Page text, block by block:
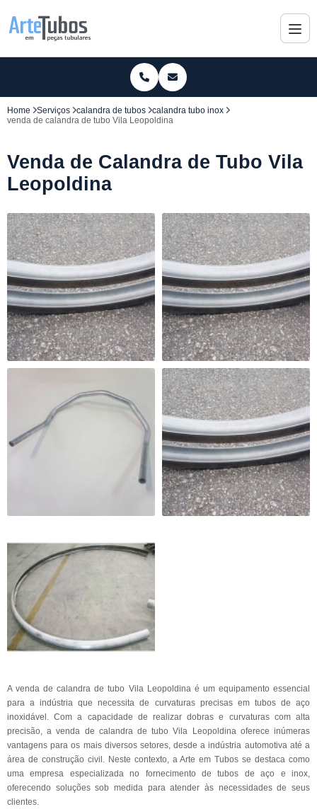
Home Serviços calandra de tubos
calandra tubo inox
venda de calandra de tubo Vila Leopoldina
Venda de Calandra de Tubo Vila
Leopoldina
A venda de calandra de tubo Vila Leopoldina é um equipamento essencial
para a indústria que necessita de curvaturas precisas em tubos de aço
inoxidável. Com a capacidade de realizar dobras e curvaturas com alta
precisão, a venda de calandra de tubo Vila Leopoldina oferece inúmeras
vantagens para os mais diversos setores, desde a indústria automotiva até a
área de construção civil. Neste contexto, a Arte em Tubos se destaca como
uma empresa especializada no fornecimento de tubos de aço e inox,
oferecendo soluções sob medida para atender às necessidades de seus
clientes.